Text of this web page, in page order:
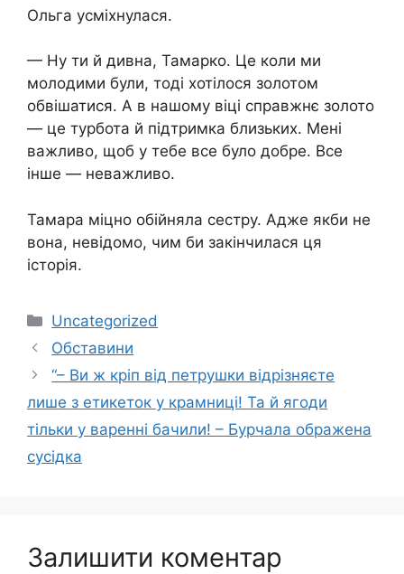
Ольга усміхнулася.
— Ну ти й дивна, Тамарко. Це коли ми
молодими були, тоді хотілося золотом
обвішатися. А в нашому віці справжнє золото
— це турбота й підтримка близьких. Мені
важливо, щоб у тебе все було добре. Все
інше — неважливо.
Тамара міцно обійняла сестру. Адже якби не
вона, невідомо, чим би закінчилася ця
історія.
Категорії
Uncategorized
Обставини
“– Ви ж кріп від петрушки відрізняєте
лише з етикеток у крамниці! Та й ягоди
тільки у варенні бачили! – Бурчала ображена
сусідка
Залишити коментар